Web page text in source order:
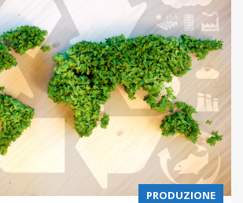
PRODUZIONE